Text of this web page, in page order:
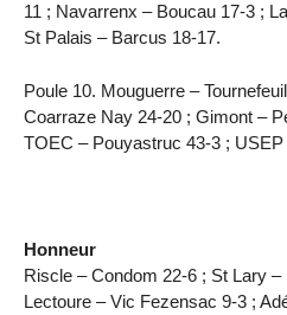
11 ; Navarrenx – Boucau 17-3 ;
St Palais – Barcus 18-17.
Poule 10. Mouguerre –
Coarraze Nay 24-20 ; Gimont –
TOEC – Pouyastruc 43-3 ;
Honneur
Riscle – Condom 22-6 ; St Lary –
Lectoure – Vic Fezensac 9-3 ;